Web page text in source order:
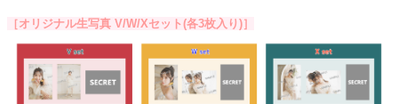
［オリジナル生写真 V/W/Xセット(各3枚入り)］